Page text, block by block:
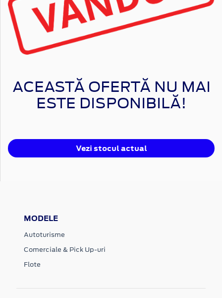
ACEASTĂ OFERTĂ NU MAI
ESTE DISPONIBILĂ!
Vezi stocul actual
MODELE
Autoturisme
Comerciale & Pick Up-uri
Flote